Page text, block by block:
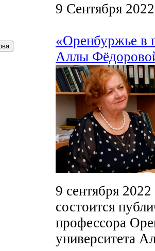
9 Сентября 2022
«Оренбуржье в
Аллы
9 сентября
состоится
профессора
университета